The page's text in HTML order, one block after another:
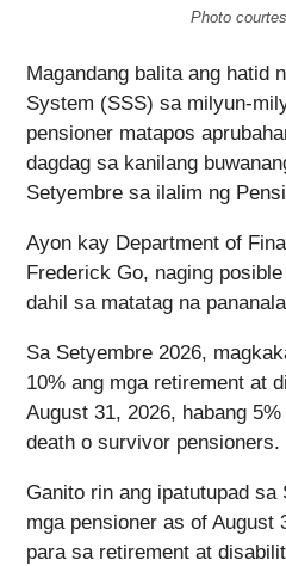
Photo
Magandang balita ang hatid
System (SSS) sa milyun-
pensioner matapos
dagdag sa kanilang
Setyembre sa ilalim ng
Ayon kay Department of
Frederick Go, naging
dahil sa matatag na
Sa Setyembre 2026,
10% ang mga retirement at
August 31, 2026, habang
death o survivor pensioners.
Ganito rin ang ipatutupad sa
mga pensioner as of
para sa retirement at